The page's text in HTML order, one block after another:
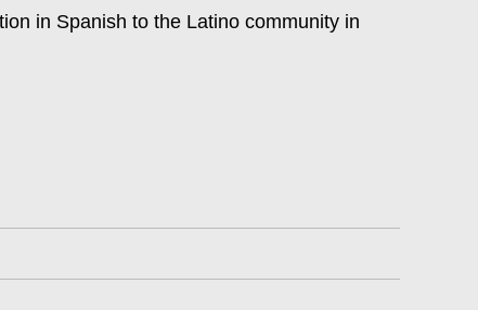
in Spanish to the Latino community in